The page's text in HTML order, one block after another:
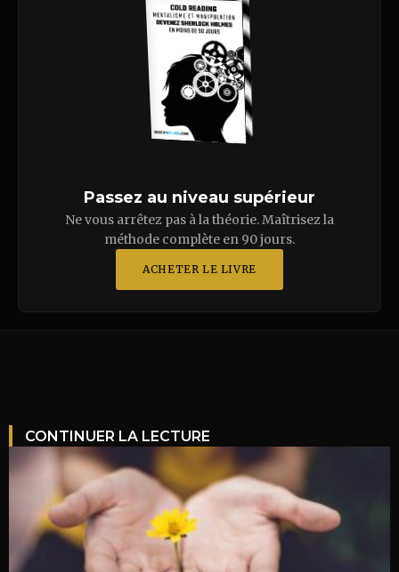
Passez au niveau supérieur
Ne vous arrêtez pas à la théorie. Maîtrisez la
méthode complète en 90 jours.
ACHETER LE LIVRE
CONTINUER LA LECTURE